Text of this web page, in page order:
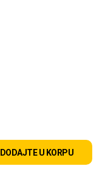
DODAJTE U KORPU